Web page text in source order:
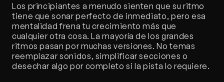
Los principiantes a menudo sienten que su ritmo
tiene que sonar perfecto de inmediato, pero esa
mentalidad frena tu crecimiento más que
cualquier otra cosa. La mayoría de los grandes
ritmos pasan por muchas versiones. No temas
reemplazar sonidos, simplificar secciones o
desechar algo por completo si la pista lo requiere.